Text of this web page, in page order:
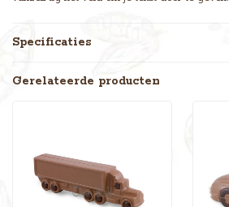
Specificaties
Gerelateerde producten